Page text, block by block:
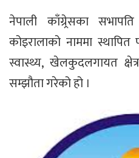
नेपाली काँग्र्रेसका
कोइरालाको नाममा
स्वास्थ्य, खेलकुदलगायत
सम्झौता गरेको हो ।